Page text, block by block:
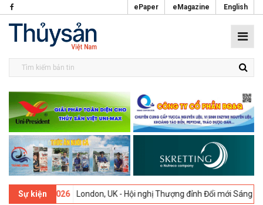
ePaper eMagazine English
Sự kiện
02-2026 London, UK - Hội nghị Thượng đỉnh Đổi mới Sáng tạo trong